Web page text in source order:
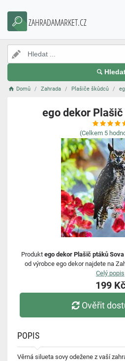
ZAHRADAMARKET.CZ
Domů Zahrada Plašiče škůdců
ego dekor Plašič
(Celkem 5
Produkt ego dekor Plašič ptáků Sova
od výrobce ego dekor najdete na
Celý popis
199 Kč
Ověřit
POPIS
Věrná silueta sovy odežene z vaší